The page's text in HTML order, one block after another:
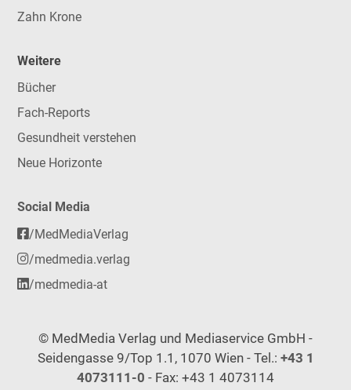
Zahn Krone
Weitere
Bücher
Fach-Reports
Gesundheit verstehen
Neue Horizonte
Social Media
/MedMediaVerlag
/medmedia.verlag
/medmedia-at
© MedMedia Verlag und Mediaservice GmbH -
Seidengasse 9/Top 1.1, 1070 Wien - Tel.: +43 1
4073111-0 - Fax: +43 1 4073114